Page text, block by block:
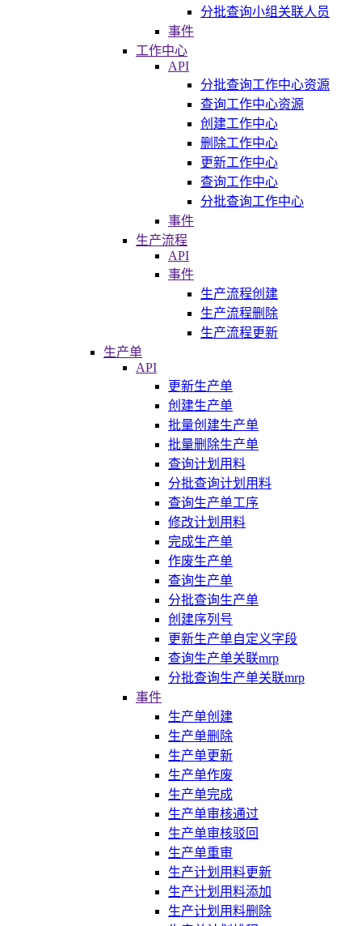
分批查询小组关联人员
事件
工作中心
API
分批查询工作中心资源
查询工作中心资源
创建工作中心
删除工作中心
更新工作中心
查询工作中心
分批查询工作中心
事件
生产流程
API
事件
生产流程创建
生产流程删除
生产流程更新
生产单
API
更新生产单
创建生产单
批量创建生产单
批量删除生产单
查询计划用料
分批查询计划用料
查询生产单工序
修改计划用料
完成生产单
作废生产单
查询生产单
分批查询生产单
创建序列号
更新生产单自定义字段
查询生产单关联mrp
分批查询生产单关联mrp
事件
生产单创建
生产单删除
生产单更新
生产单作废
生产单完成
生产单审核通过
生产单审核驳回
生产单重审
生产计划用料更新
生产计划用料添加
生产计划用料删除